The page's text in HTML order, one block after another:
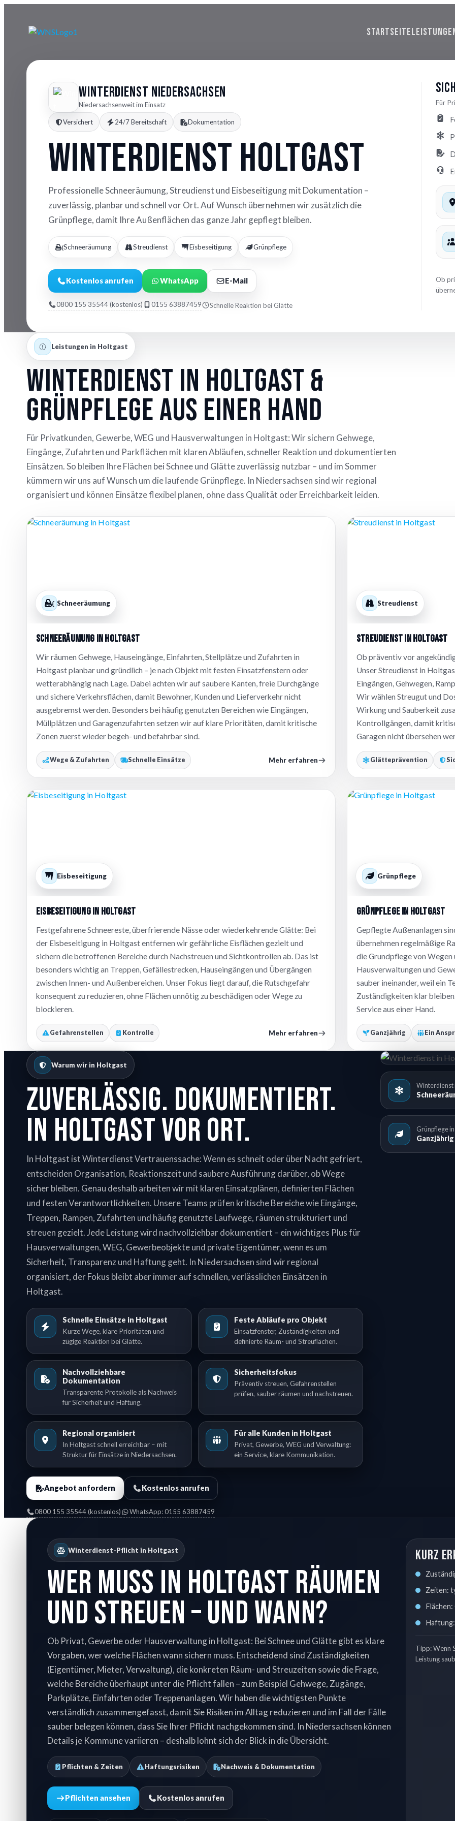
STARTSEITE
Winterdienst Niedersachsen
Niedersachsenweit im Einsatz
Versichert 24/7 Bereitschaft Dokumentation
Winterdienst Holtgast
Professionelle Schneeräumung, Streudienst und Eisbeseitigung mit Dokumentation –
zuverlässig, planbar und schnell vor Ort. Auf Wunsch übernehmen wir zusätzlich die
Grünpflege, damit Ihre Außenflächen das ganze Jahr gepflegt bleiben.
Schneeräumung Streudienst Eisbeseitigung Grünpflege
Kostenlos anrufen WhatsApp E-Mail
0800 155 35544 (kostenlos) 0155 63887459 Schnelle Reaktion bei Glätte
Für
Ob
Leistungen in Holtgast
Winterdienst in Holtgast &
Grünpflege aus einer Hand
Für Privatkunden, Gewerbe, WEG und Hausverwaltungen in Holtgast: Wir sichern Gehwege,
Eingänge, Zufahrten und Parkflächen mit klaren Abläufen, schneller Reaktion und dokumentierten
Einsätzen. So bleiben Ihre Flächen bei Schnee und Glätte zuverlässig nutzbar – und im Sommer
kümmern wir uns auf Wunsch um die laufende Grünpflege. In Niedersachsen sind wir regional
organisiert und können Einsätze flexibel planen, ohne dass Qualität oder Erreichbarkeit leiden.
Schneeräumung
Schneeräumung in Holtgast
Wir räumen Gehwege, Hauseingänge, Einfahrten, Stellplätze und Zufahrten in
Holtgast planbar und gründlich – je nach Objekt mit festen Einsatzfenstern oder
wetterabhängig nach Lage. Dabei achten wir auf saubere Kanten, freie Durchgänge
und sichere Verkehrsflächen, damit Bewohner, Kunden und Lieferverkehr nicht
ausgebremst werden. Besonders bei häufig genutzten Bereichen wie Eingängen,
Müllplätzen und Garagenzufahrten setzen wir auf klare Prioritäten, damit kritische
Zonen zuerst wieder begeh- und befahrbar sind.
Wege & Zufahrten Schnelle Einsätze Mehr erfahren
Streudienst
Streudienst in Holtgast
Ob präventiv vor
Unser Streudienst in
Eingängen, Gehwegen,
Wir wählen Streugut und
Wirkung und Sauberkeit
Kontrollgängen, damit
Garagen nicht übersehen
Glätteprävention
Eisbeseitigung
Eisbeseitigung in Holtgast
Festgefahrene Schneereste, überfrierende Nässe oder wiederkehrende Glätte: Bei
der Eisbeseitigung in Holtgast entfernen wir gefährliche Eisflächen gezielt und
sichern die betroffenen Bereiche durch Nachstreuen und Sichtkontrollen ab. Das ist
besonders wichtig an Treppen, Gefällestrecken, Hauseingängen und Übergängen
zwischen Innen- und Außenbereichen. Unser Fokus liegt darauf, die Rutschgefahr
konsequent zu reduzieren, ohne Flächen unnötig zu beschädigen oder Wege zu
blockieren.
Gefahrenstellen Kontrolle Mehr erfahren
Grünpflege
Grünpflege in Holtgast
Gepflegte Außenanlagen
übernehmen regelmäßige
die Grundpflege von
Hausverwaltungen und
sauber ineinander, weil ein
Zuständigkeiten klar
Service aus einer Hand.
Ganzjährig Ein
Warum wir in Holtgast
Zuverlässig. Dokumentiert.
In Holtgast vor Ort.
In Holtgast ist Winterdienst Vertrauenssache: Wenn es schneit oder über Nacht gefriert,
entscheiden Organisation, Reaktionszeit und saubere Ausführung darüber, ob Wege
sicher bleiben. Genau deshalb arbeiten wir mit klaren Einsatzplänen, definierten Flächen
und festen Verantwortlichkeiten. Unsere Teams prüfen kritische Bereiche wie Eingänge,
Treppen, Rampen, Zufahrten und häufig genutzte Laufwege, räumen strukturiert und
streuen gezielt. Jede Leistung wird nachvollziehbar dokumentiert – ein wichtiges Plus für
Hausverwaltungen, WEG, Gewerbeobjekte und private Eigentümer, wenn es um
Sicherheit, Transparenz und Haftung geht. In Niedersachsen sind wir regional
organisiert, der Fokus bleibt aber immer auf schnellen, verlässlichen Einsätzen in
Holtgast.
Schnelle Einsätze in Holtgast
Kurze Wege, klare Prioritäten und
zügige Reaktion bei Glätte.
Feste Abläufe pro Objekt
Einsatzfenster, Zuständigkeiten und
definierte Räum- und Streuflächen.
Nachvollziehbare
Dokumentation
Transparente Protokolle als Nachweis
für Sicherheit und Haftung.
Sicherheitsfokus
Präventiv streuen, Gefahrenstellen
prüfen, sauber räumen und nachstreuen.
Regional organisiert
In Holtgast schnell erreichbar – mit
Struktur für Einsätze in Niedersachsen.
Für alle Kunden in Holtgast
Privat, Gewerbe, WEG und Verwaltung:
ein Service, klare Kommunikation.
Angebot anfordern Kostenlos anrufen
0800 155 35544 (kostenlos) WhatsApp: 0155 63887459
Winterdienst
Grünpflege
Winterdienst-Pflicht in Holtgast
Wer muss in Holtgast räumen
und streuen – und wann?
Ob Privat, Gewerbe oder Hausverwaltung in Holtgast: Bei Schnee und Glätte gibt es klare
Vorgaben, wer welche Flächen wann sichern muss. Entscheidend sind Zuständigkeiten
(Eigentümer, Mieter, Verwaltung), die konkreten Räum- und Streuzeiten sowie die Frage,
welche Bereiche überhaupt unter die Pflicht fallen – zum Beispiel Gehwege, Zugänge,
Parkplätze, Einfahrten oder Treppenanlagen. Wir haben die wichtigsten Punkte
verständlich zusammengefasst, damit Sie Risiken im Alltag reduzieren und im Fall der Fälle
sauber belegen können, dass Sie Ihrer Pflicht nachgekommen sind. In Niedersachsen können
Details je Kommune variieren – deshalb lohnt sich der Blick in die Übersicht.
Pflichten & Zeiten Haftungsrisiken Nachweis & Dokumentation
Pflichten ansehen Kostenlos anrufen
Kurz
Zeiten:
Tipp: Wenn
Leistung